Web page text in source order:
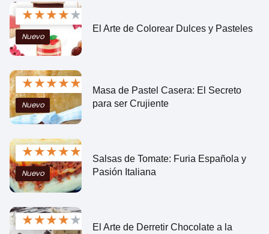
★★★★★
Nuevo
El Arte de Colorear Dulces y Pasteles
★★★★★
Nuevo
Masa de Pastel Casera: El Secreto
para ser Crujiente
★★★★★
Nuevo
Salsas de Tomate: Furia Española y
Pasión Italiana
★★★★★
El Arte de Derretir Chocolate a la